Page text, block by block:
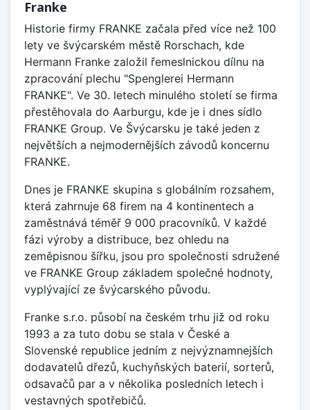
Franke
Historie firmy FRANKE začala před více než 100
lety ve švýcarském městě Rorschach, kde
Hermann Franke založil řemeslnickou dílnu na
zpracování plechu "Spenglerei Hermann
FRANKE". Ve 30. letech minulého století se firma
přestěhovala do Aarburgu, kde je i dnes sídlo
FRANKE Group. Ve Švýcarsku je také jeden z
největších a nejmodernějších závodů koncernu
FRANKE.
Dnes je FRANKE skupina s globálním rozsahem,
která zahrnuje 68 firem na 4 kontinentech a
zaměstnává téměř 9 000 pracovníků. V každé
fázi výroby a distribuce, bez ohledu na
zeměpisnou šířku, jsou pro společnosti sdružené
ve FRANKE Group základem společné hodnoty,
vyplývající ze švýcarského původu.
Franke s.r.o. působí na českém trhu již od roku
1993 a za tuto dobu se stala v České a
Slovenské republice jedním z nejvýznamnejších
dodavatelů dřezů, kuchyňských baterií, sorterů,
odsavačů par a v několika posledních letech i
vestavných spotřebičů.